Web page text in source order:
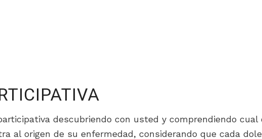
descubriendo con usted y comprendiendo
al origen de su enfermedad, considerando que cada